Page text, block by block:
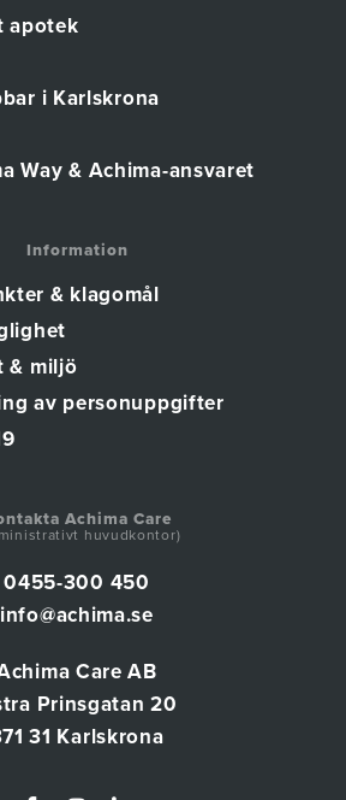
apotek
i Karlskrona
Way & Achima-ansvaret
Information
& klagomål
& miljö
av personuppgifter
Achima Care
huvudkontor)
0455-300 450
info@achima.se
Care AB
Prinsgatan 20
31 Karlskrona